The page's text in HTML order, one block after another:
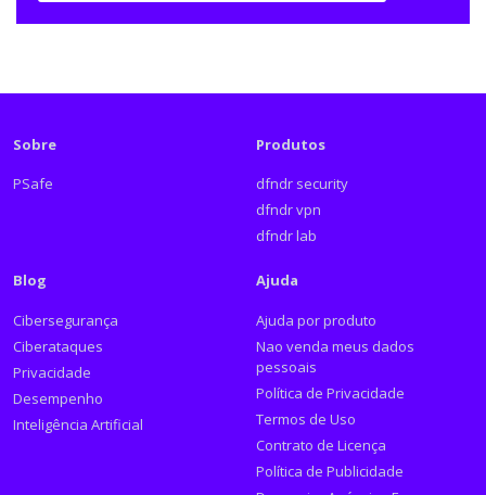
Sobre
PSafe
Produtos
dfndr security
dfndr vpn
dfndr lab
Blog
Cibersegurança
Ciberataques
Privacidade
Desempenho
Inteligência Artificial
Ajuda
Ajuda por produto
Nao venda meus dados
pessoais
Política de Privacidade
Termos de Uso
Contrato de Licença
Política de Publicidade